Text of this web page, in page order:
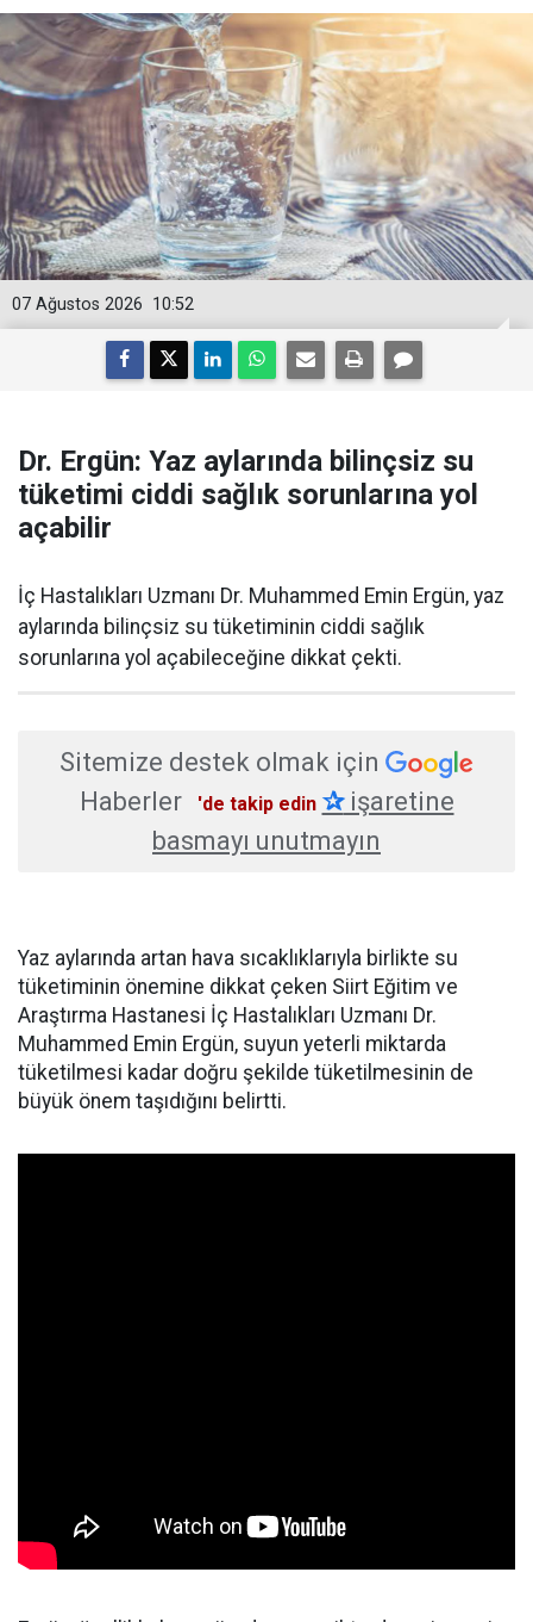
10:52
07 Ağustos 2026
Dr. Ergün: Yaz aylarında bilinçsiz su
tüketimi ciddi sağlık sorunlarına yol
açabilir
İç Hastalıkları Uzmanı Dr. Muhammed Emin Ergün, yaz
aylarında bilinçsiz su tüketiminin ciddi sağlık
sorunlarına yol açabileceğine dikkat çekti.
Sitemize destek olmak için
Haberler
'de takip edin ✰işaretine
basmayı unutmayın
Yaz aylarında artan hava sıcaklıklarıyla birlikte su
tüketiminin önemine dikkat çeken Siirt Eğitim ve
Araştırma Hastanesi İç Hastalıkları Uzmanı Dr.
Muhammed Emin Ergün, suyun yeterli miktarda
tüketilmesi kadar doğru şekilde tüketilmesinin de
büyük önem taşıdığını belirtti.